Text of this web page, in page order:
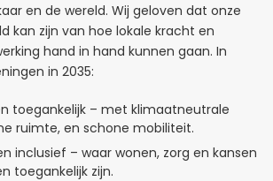
en de wereld. Wij geloven dat onze
kan zijn van hoe lokale kracht en
hand in hand kunnen gaan. In
in 2035:
toegankelijk – met klimaatneutrale
ruimte, en schone mobiliteit.
inclusief – waar wonen, zorg en kansen
toegankelijk zijn.